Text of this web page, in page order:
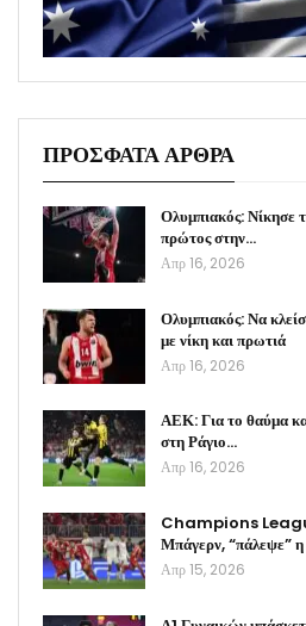
ΠΡΟΣΦΑΤΑ ΑΡΘΡΑ
Ολυμπιακός: Νίκησε
πρώτος στην…
Απρ 16, 2026
Ολυμπιακός: Να
με νίκη και πρωτιά
Απρ 16, 2026
ΑΕΚ: Για το θαύμα
στη Ράγιο…
Απρ 16, 2026
Champions
Μπάγερν, “πάλεψε”
Απρ 15, 2026